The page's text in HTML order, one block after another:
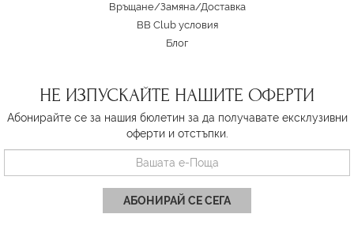
Връщане/Замяна/Доставка
BB Club условия
Блог
НЕ ИЗПУСКАЙТЕ НАШИТЕ ОФЕРТИ
Абонирайте се за нашия бюлетин за да получавате ексклузивни
оферти и отстъпки.
АБОНИРАЙ СЕ СЕГА